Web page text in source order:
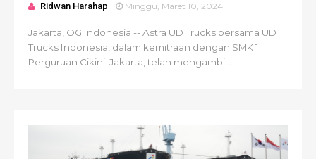
Ridwan Harahap Minggu, Maret 10, 2024
Jakarta, OG Indonesia -- Astra UD Trucks bersama UD
Trucks Indonesia, dalam kemitraan dengan SMK 1
Perguruan Cikini Jakarta, telah mengambi...